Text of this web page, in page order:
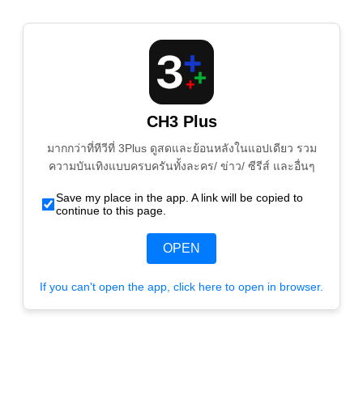
CH3 Plus
มากกว่าที่ทีวีที่ 3Plus ดูสดและย้อนหลังในแอปเดียว รวม
ความบันเทิงแบบครบครันทั้งละคร/ ข่าว/ ซีรีส์ และอื่นๆ
Save my place in the app. A link will be copied to
continue to this page.
OPEN
If you can't open the app, click here to open in browser.